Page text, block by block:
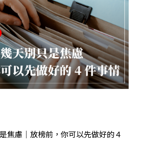
焦慮｜放榜前，你可以先做好的 4